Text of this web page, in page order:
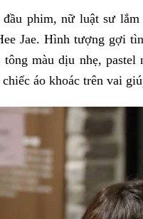
phim, nữ luật sư
Jae. Hình tượng gợi
tông màu dịu nhẹ,
áo khoác trên vai